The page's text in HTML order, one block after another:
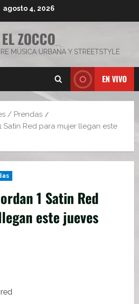
agosto 4, 2026
EL ZOCCO
MÚSICA URBANA Y STREETSTYLE
EN VIVO
/ Prendas
Satin Red para mujer llegan este
1 Satin Red
este jueves